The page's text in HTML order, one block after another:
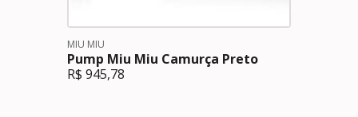
MIU MIU
Pump Miu Miu Camurça Preto
R$ 945,78